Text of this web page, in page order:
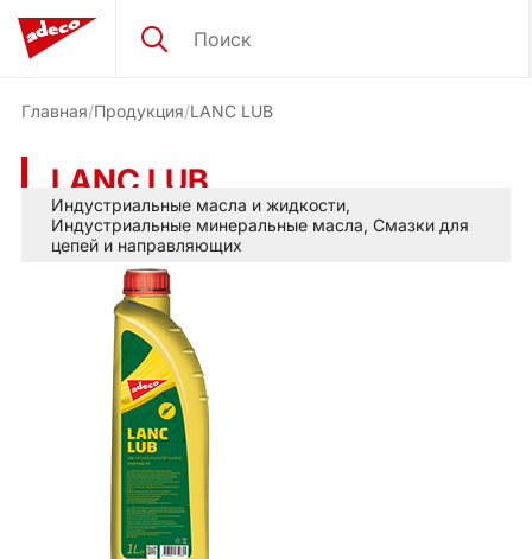
Главная Продукция LANC LUB
LANC LUB
Индустриальные масла и жидкости,
Индустриальные минеральные масла, Смазки для
цепей и направляющих